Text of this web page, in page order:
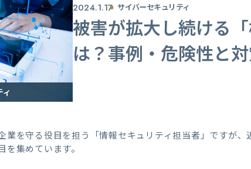
2024.1.17 サイバーセキュリティ
被害が拡大し続ける
は？事例・危険性と
業を守る役目を担う「情報セキュリティ担当者」ですが
を集めています。